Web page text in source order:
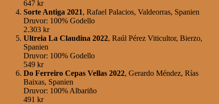
647 kr
Sorte Antiga 2021, Rafael Palacios, Valdeorras, Spanien
Druvor: 100% Godello
2.303 kr
Ultreia La Claudina 2022, Raúl Pérez Viticultor, Bierzo,
Spanien
Druvor: 100% Godello
549 kr
Do Ferreiro Cepas Vellas 2022, Gerardo Méndez, Rías
Baixas, Spanien
Druvor: 100% Albariño
491 kr